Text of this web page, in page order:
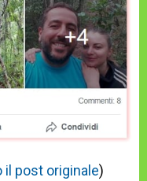
il post originale)